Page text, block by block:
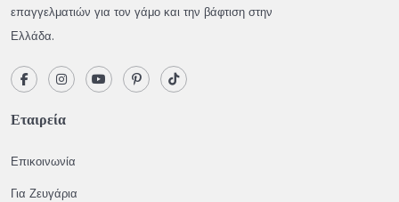
επαγγελματιών για τον γάμο και την βάφτιση στην
Ελλάδα.
Εταιρεία
Επικοινωνία
Για Ζευγάρια